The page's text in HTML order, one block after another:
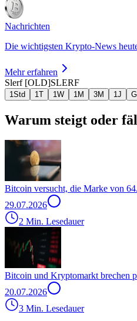
Nachrichten
Die wichtigsten Krypto-News
Mehr erfahren
Slerf [OLD]SLERF
1Std 1T 1W 1M 3M 1J
Warum steigt oder
Bitcoin versucht, die Marke von
29.07.2026
2 Min. Lesedauer
Bitcoin und Kryptomarkt brechen
20.07.2026
3 Min. Lesedauer